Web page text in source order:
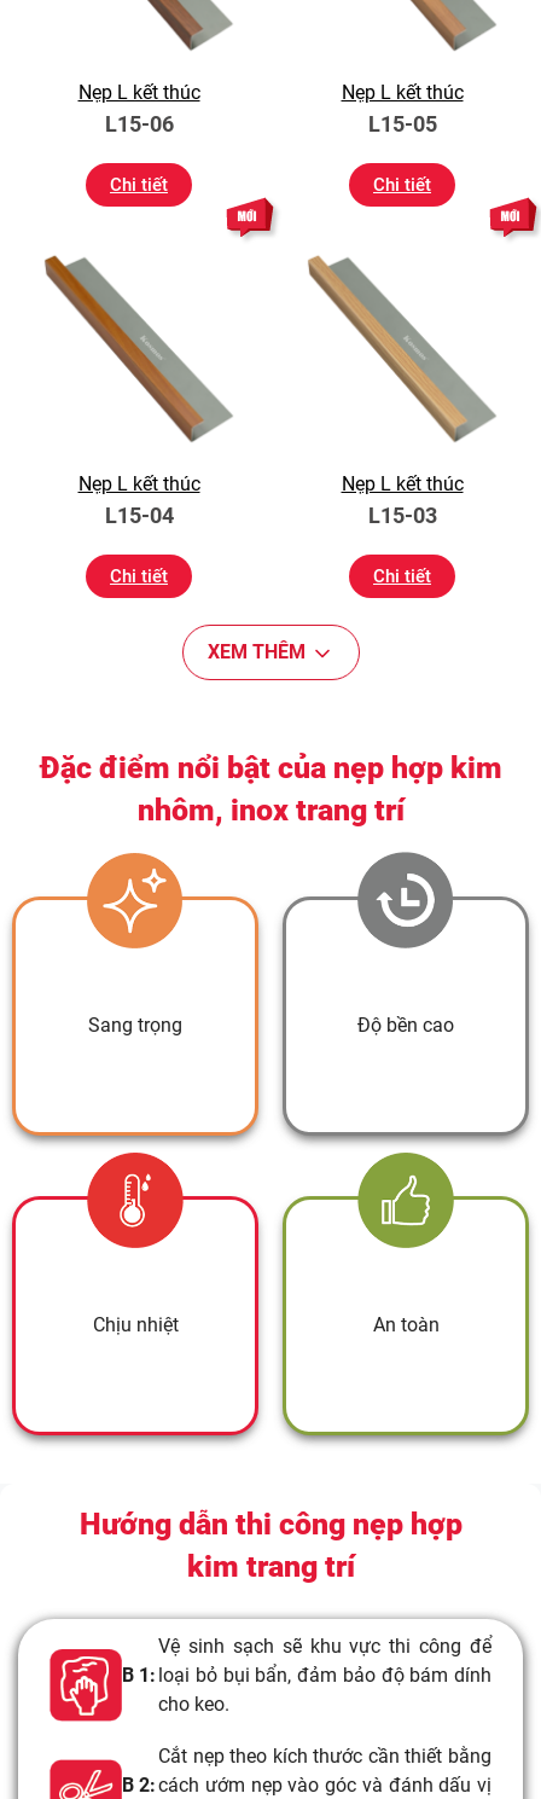
Nẹp L kết thúc
L15-06
Chi tiết
Nẹp L kết thúc
L15-05
Chi tiết
Nẹp L kết thúc
L15-04
Chi tiết
Nẹp L kết thúc
L15-03
Chi tiết
XEM THÊM
Đặc điểm nổi bật của nẹp hợp kim
nhôm, inox trang trí
Sang trọng Độ bền cao
Chịu nhiệt An toàn
Hướng dẫn thi công nẹp hợp
kim trang trí
B 1:
Vệ sinh sạch sẽ khu vực thi công để
loại bỏ bụi bẩn, đảm bảo độ bám dính
cho keo.
B 2:
Cắt nẹp theo kích thước cần thiết bằng
cách ướm nẹp vào góc và đánh dấu vị